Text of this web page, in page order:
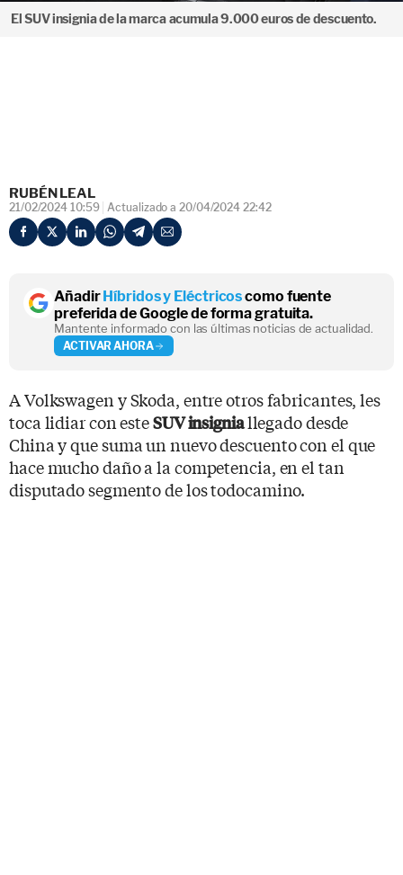
El SUV insignia de la marca acumula 9.000 euros de descuento.
RUBÉN LEAL
21/02/2024 10:59 Actualizado a 20/04/2024 22:42
AñadirHíbridos y Eléctricoscomo fuente
preferida de Google de forma gratuita.
Mantente informado con las últimas noticias de actualidad.
ACTIVAR AHORA
A Volkswagen y Skoda, entre otros fabricantes, les
toca lidiar con esteSUV insigniallegado desde
China y que suma un nuevo descuento con el que
hace mucho daño a la competencia, en el tan
disputado segmento de los todocamino.